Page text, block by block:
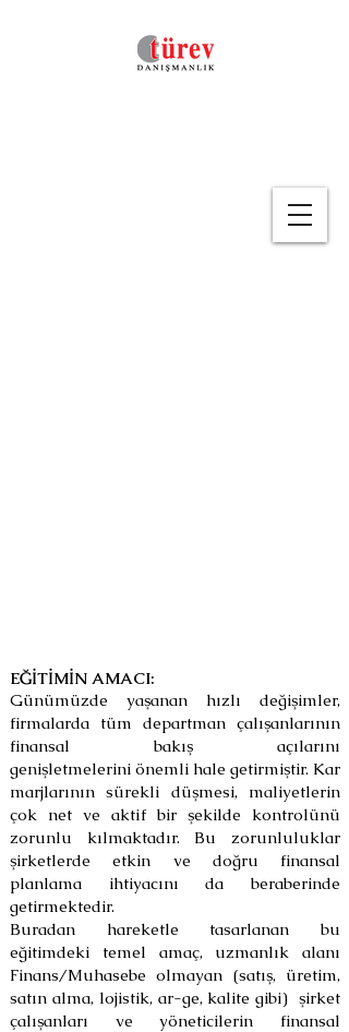
EĞİTİMİN AMACI:
Günümüzde yaşanan hızlı değişimler,
firmalarda tüm departman çalışanlarının
finansal bakış açılarını
genişletmelerini önemli hale getirmiştir. Kar
marjlarının sürekli düşmesi, maliyetlerin
çok net ve aktif bir şekilde kontrolünü
zorunlu kılmaktadır. Bu zorunluluklar
şirketlerde etkin ve doğru finansal
planlama ihtiyacını da beraberinde
getirmektedir.
Buradan hareketle tasarlanan bu
eğitimdeki temel amaç, uzmanlık alanı
Finans/Muhasebe olmayan (satış, üretim,
satın alma, lojistik, ar-ge, kalite gibi) şirket
çalışanları ve yöneticilerin finansal